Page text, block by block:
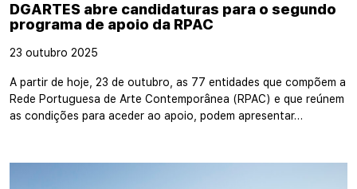
DGARTES abre candidaturas para o segundo
programa de apoio da RPAC
23 outubro 2025
A partir de hoje, 23 de outubro, as 77 entidades que compõem a
Rede Portuguesa de Arte Contemporânea (RPAC) e que reúnem
as condições para aceder ao apoio, podem apresentar…